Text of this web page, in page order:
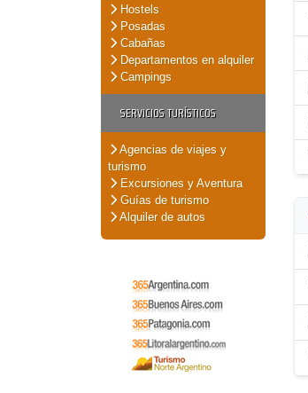
Hostels
Posadas
Cabañas
Departamentos en alquiler
Campings
SERVICIOS TURÍSTICOS
Agencias de viajes y
turismo
Excursiones y Aventura
Guías de turismo
Alquiler de autos